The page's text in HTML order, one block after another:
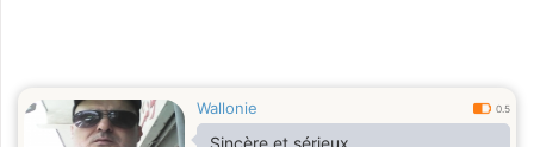
Wallonie 0.5
Sincère et sérieux